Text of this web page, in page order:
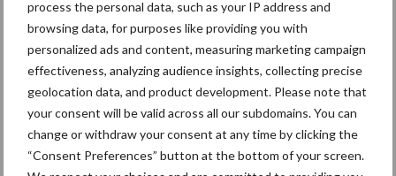
process the personal data, such as your IP address and
browsing data, for purposes like providing you with
personalized ads and content, measuring marketing campaign
effectiveness, analyzing audience insights, collecting precise
geolocation data, and product development. Please note that
your consent will be valid across all our subdomains. You can
change or withdraw your consent at any time by clicking the
“Consent Preferences” button at the bottom of your screen.
gebeurt.
Met name de vleeskuikensector loopt dus aanzienlijke inkomsten
mis wanneer de bewaartijd van de broedeieren toeneemt. Een
gemiddelde bewaartijd van een partij eieren zegt verder niets
over de variatie in bewaartijd. Een partij kuikens wordt geboren
uit broedeieren met een grote variatie in bewaartijd. Wanneer
een groter deel van deze broedeieren te lang bewaard wordt dan